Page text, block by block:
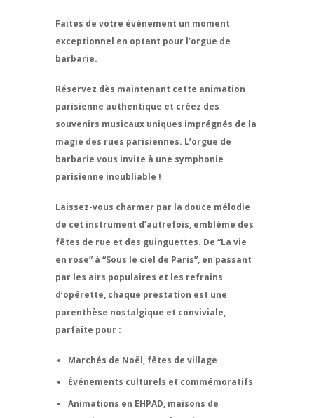
Faites de votre événement un moment
exceptionnel en optant pour l’orgue de
barbarie.
Réservez dès maintenant cette animation
parisienne authentique et créez des
souvenirs musicaux uniques imprégnés de la
magie des rues parisiennes. L’orgue de
barbarie vous invite à une symphonie
parisienne inoubliable !
Laissez-vous charmer par la douce mélodie
de cet instrument d’autrefois, emblème des
fêtes de rue et des guinguettes. De “La vie
en rose” à “Sous le ciel de Paris”, en passant
par les airs populaires et les refrains
d’opérette, chaque prestation est une
parenthèse nostalgique et conviviale,
parfaite pour :
Marchés de Noël, fêtes de village
Événements culturels et commémoratifs
Animations en EHPAD, maisons de